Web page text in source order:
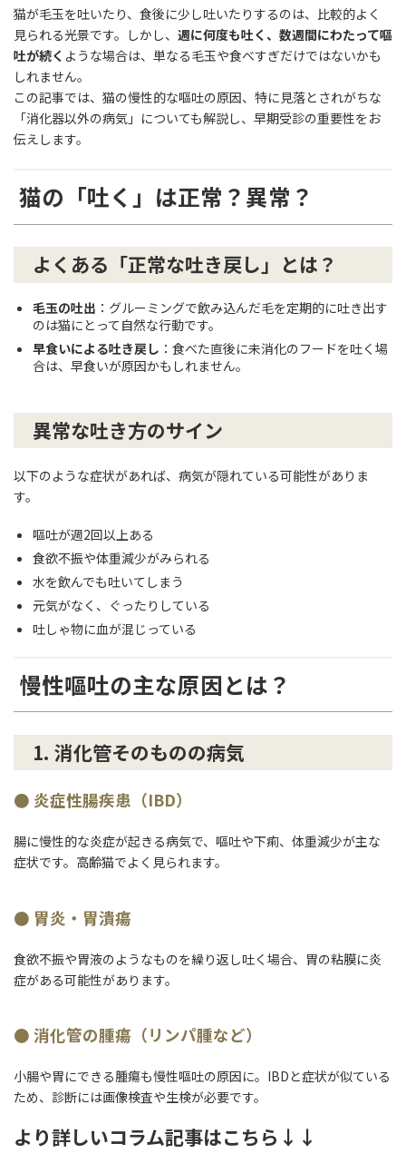
猫が毛玉を吐いたり、食後に少し吐いたりするのは、比較的よく
見られる光景です。しかし、 週に何度も吐く、数週間にわたって嘔
吐が続く ような場合は、単なる毛玉や食べすぎだけではないかも
しれません。
この記事では、猫の慢性的な嘔吐の原因、特に見落とされがちな
「消化器以外の病気」についても解説し、早期受診の重要性をお
伝えします。
猫の「吐く」は正常？異常？
よくある「正常な吐き戻し」とは？
毛玉の吐出 ：グルーミングで飲み込んだ毛を定期的に吐き出す
のは猫にとって自然な行動です。
早食いによる吐き戻し ：食べた直後に未消化のフードを吐く場
合は、早食いが原因かもしれません。
異常な吐き方のサイン
以下のような症状があれば、病気が隠れている可能性がありま
す。
嘔吐が週2回以上ある
食欲不振や体重減少がみられる
水を飲んでも吐いてしまう
元気がなく、ぐったりしている
吐しゃ物に血が混じっている
慢性嘔吐の主な原因とは？
1. 消化管そのものの病気
● 炎症性腸疾患（IBD）
腸に慢性的な炎症が起きる病気で、嘔吐や下痢、体重減少が主な
症状です。高齢猫でよく見られます。
● 胃炎・胃潰瘍
食欲不振や胃液のようなものを繰り返し吐く場合、胃の粘膜に炎
症がある可能性があります。
● 消化管の腫瘍（リンパ腫など）
小腸や胃にできる腫瘍も慢性嘔吐の原因に。IBDと症状が似ている
ため、診断には画像検査や生検が必要です。
より詳しいコラム記事はこちら↓↓